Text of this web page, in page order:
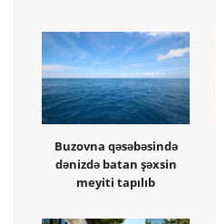
Buzovna qəsəbəsində
dənizdə batan şəxsin
meyiti tapılıb